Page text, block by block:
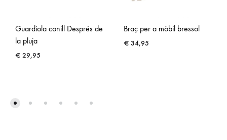
Guardiola conill Després de
la pluja
€ 29,95
Braç per a mòbil bressol
€ 34,95